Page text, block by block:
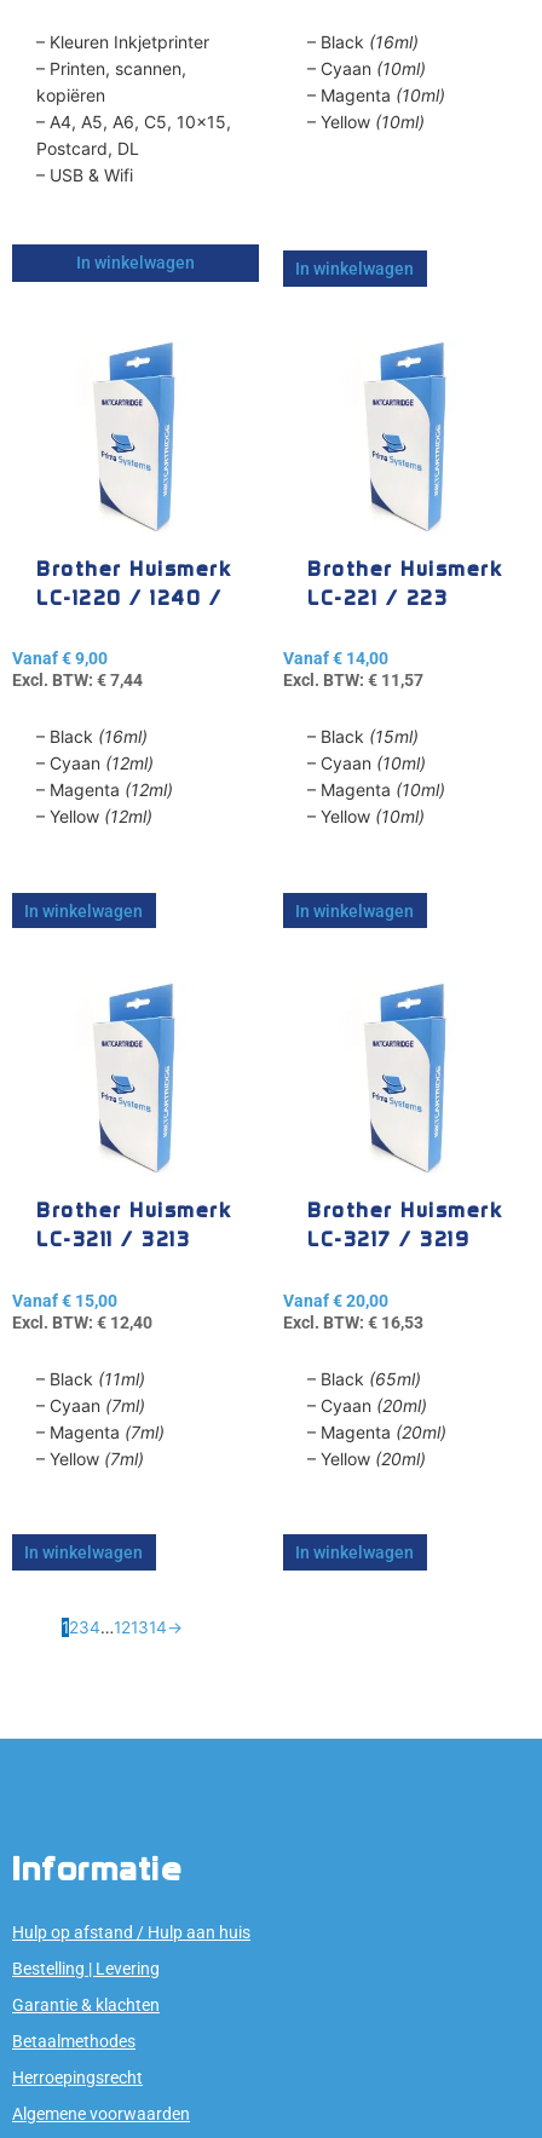
– Kleuren Inkjetprinter
– Printen, scannen,
kopiëren
– A4, A5, A6, C5, 10×15,
Postcard, DL
– USB & Wifi
In winkelwagen
– Black (16ml)
– Cyaan (10ml)
– Magenta (10ml)
– Yellow (10ml)
In winkelwagen
Brother Huismerk
LC-1220 / 1240 /
Vanaf€9,00
Excl. BTW: €7,44
– Black (16ml)
– Cyaan (12ml)
– Magenta (12ml)
– Yellow (12ml)
In winkelwagen
worden
productpagina
Brother Huismerk
LC-221 / 223
Vanaf€ 14,00
Excl. BTW: € 11,57
– Black (15ml)
– Cyaan (10ml)
– Magenta (10ml)
– Yellow (10ml)
In winkelwagen
worden
productpagina
Brother Huismerk
LC-3211 / 3213
Vanaf€ 15,00
Excl. BTW: € 12,40
– Black (11ml)
– Cyaan (7ml)
– Magenta (7ml)
– Yellow (7ml)
In winkelwagen
gekozen
worden
productpagina
Brother Huismerk
LC-3217 / 3219
Vanaf€20,00
Excl. BTW: € 16,53
– Black (65ml)
– Cyaan (20ml)
– Magenta (20ml)
– Yellow (20ml)
In winkelwagen
gekozen
worden
productpagina
1234…121314→
Informatie
Hulp op afstand / Hulp aan huis
Bestelling | Levering
Garantie & klachten
Betaalmethodes
Herroepingsrecht
Algemene voorwaarden